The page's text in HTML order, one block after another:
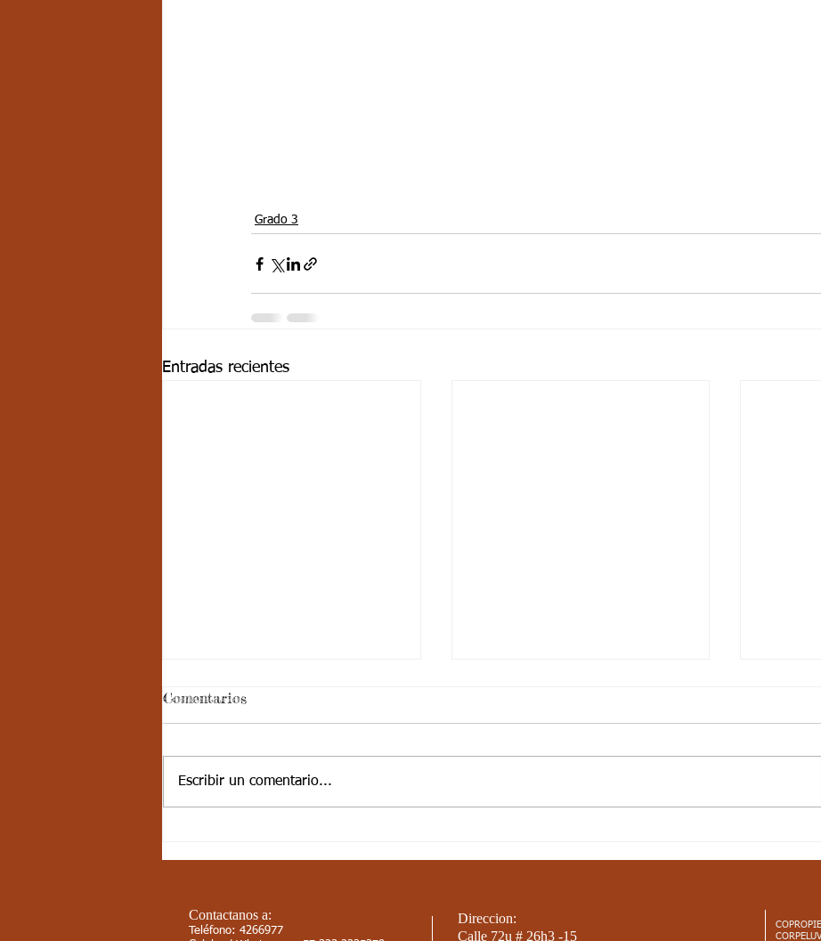
Grado 3
Entradas recientes
Semana 20, Castellano -
Aspectos curriculares del
3periodo. G3
competencia: Comprendo textos
literarios para propiciar el
curriculares 3periodo. G3
ser social e histórico, miembro de
números
Comentarios
Escribir un comentario...
Contactanos a:
Teléfono: 4266977
Direccion:
Calle 72u # 26h3 -15